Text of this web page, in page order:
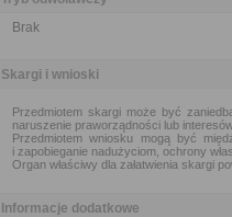
Brak
Skargi i wnioski
Przedmiotem skargi może być
naruszenie praworządności lub
Przedmiotem wniosku mogą być
i zapobieganie nadużyciom, ochrony
Organ właściwy dla załatwienia skargi
Informacje dodatkowe